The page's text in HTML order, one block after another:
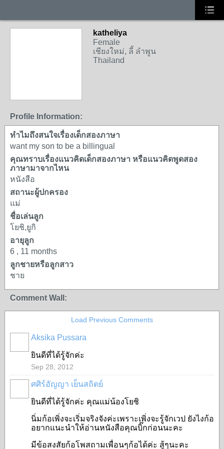
katheliya
Female
เชียงใหม่, ลี้ ลำพูน
Thailand
Profile Information:
ทำไมถึงสนใจเรื่องเด็กสองภาษา
want my son to be a billingual
คุณทราบเรื่องแนวคิดเด็กสองภาษา หรือแนวคิดพูดสอง
ภาษามาจากไหน
หนังสือ
สถานะผู้ปกครอง
แม่
ชื่อเล่นลูก
โยชิ,ยูกิ
อายุลูก
6 , 11 months
ลูกชายหรือลูกสาว
ชาย
Comment Wall:
Load Previous Comments
Aksika Pussara
ยินดีที่ได้รู้จักค่ะ
Sep 28, 2012
ศศิร์อัญญา เย็นสถิตย์
ยินดีที่ได้รู้จักค่ะ คุณแม่น้องโยชิ
นิ่มก้อเพิ่งจะเริ่มจริงจังค่ะเพราะเพิ่งจะรู้จักเวป ยังไงก้อ
อยากแนะนำให้อ่านหนังสือคุณบิ๊กก่อนนะคะ
มีข้อสงสัยก้อโพสถามเพื่อนๆก้อได้ค่ะ สู้ๆนะคะ